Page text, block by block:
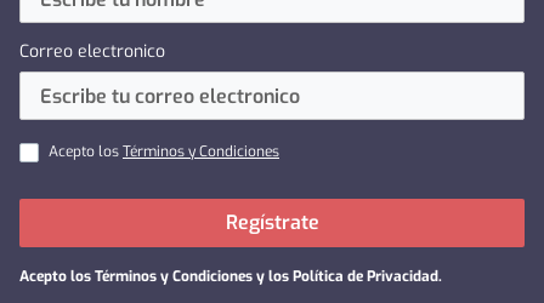
Correo electronico
Acepto losTérminos y Condiciones
Acepto losTérminos y Condiciones y los Política de Privacidad.
Regístrate